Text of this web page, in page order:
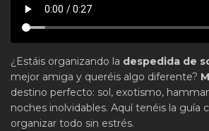
¿Estáis organizando la despedida de
mejor amiga y queréis algo diferente?
destino perfecto: sol, exotismo,
noches inolvidables. Aquí tenéis la guía
organizar todo sin estrés.